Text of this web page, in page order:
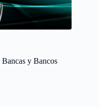
Bancas y Bancos